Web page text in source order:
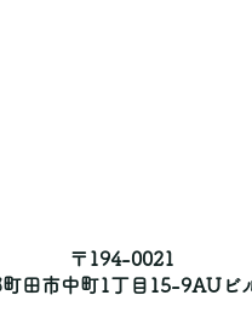
〒194-0021
町田市中町1丁目15-9AUビ